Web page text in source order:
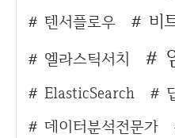
텐서플로우
비
엘라스틱서치
ElasticSearch
데이터분석전문가